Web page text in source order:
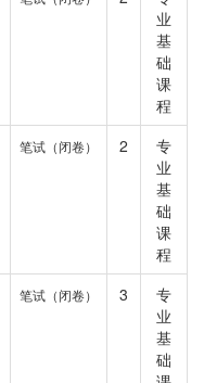
业
基
础
课
程
笔试（闭卷） 2
专
业
基
础
课
程
笔试（闭卷） 3
专
业
基
础